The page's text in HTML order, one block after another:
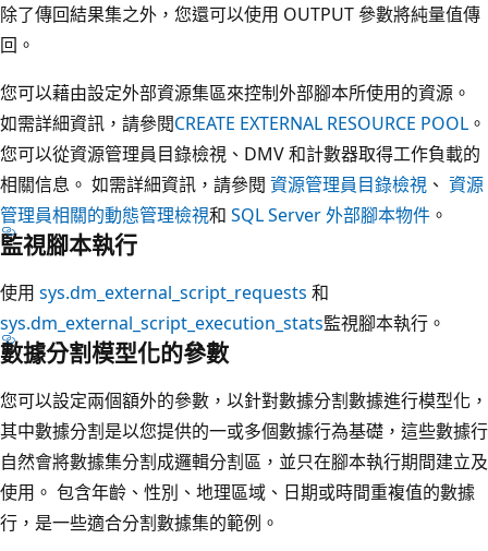
除了傳回結果集之外，您還可以使用 OUTPUT 參數將純量值傳
回。
您可以藉由設定外部資源集區來控制外部腳本所使用的資源。
如需詳細資訊，請參閱CREATE EXTERNAL RESOURCE POOL 。
您可以從資源管理員目錄檢視、DMV 和計數器取得工作負載的
相關信息。 如需詳細資訊，請參閱 資源管理員目錄檢視 、 資源
管理員相關的動態管理檢視和 SQL Server 外部腳本物件 。
監視腳本執行
使用 sys.dm_external_script_requests 和
sys.dm_external_script_execution_stats監視腳本執行。
數據分割模型化的參數
您可以設定兩個額外的參數，以針對數據分割數據進行模型化，
其中數據分割是以您提供的一或多個數據行為基礎，這些數據行
自然會將數據集分割成邏輯分割區，並只在腳本執行期間建立及
使用。 包含年齡、性別、地理區域、日期或時間重複值的數據
行，是一些適合分割數據集的範例。